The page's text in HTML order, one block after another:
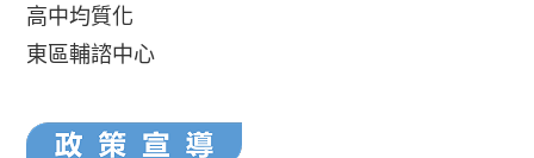
高中均質化
東區輔諮中心